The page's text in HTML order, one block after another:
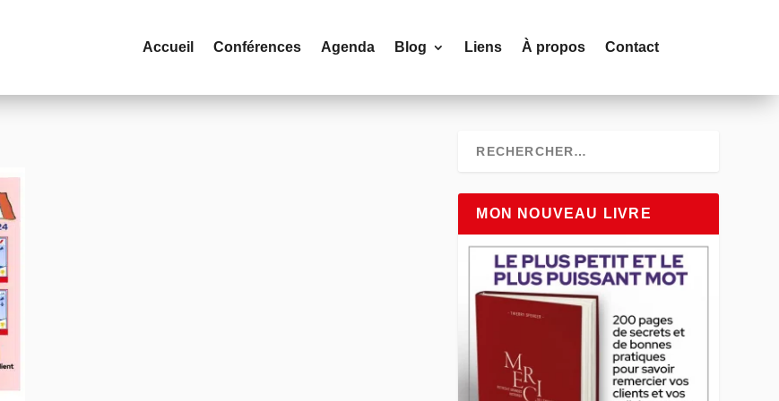
Accueil Conférences Agenda Blog Liens À propos Contact
MON NOUVEAU LIVRE